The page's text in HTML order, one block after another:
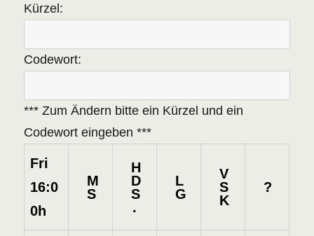
Kürzel:
Codewort:
*** Zum Ändern bitte ein Kürzel und ein
Codewort eingeben ***
Fri
16:0
0h
M
S
H
D
S
.
L
G
V
S
K
?